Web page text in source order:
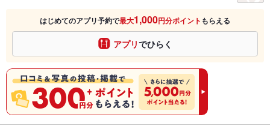
はじめてのアプリ予約で最大1,000円分ポイント もらえる
アプリでひらく